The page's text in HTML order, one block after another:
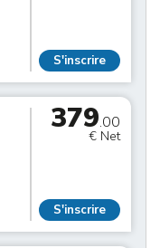
S'inscrire
379.00
€ Net
S'inscrire